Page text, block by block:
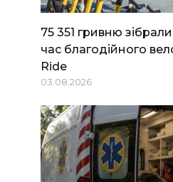
75 351 гривню
час благодійного
Ride
03.08.2026